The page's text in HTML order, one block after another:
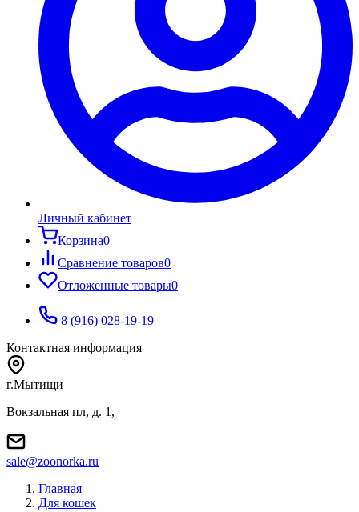
Личный кабинет
Корзина0
Сравнение товаров0
Отложенные товары0
8 (916) 028-19-19
Контактная информация
г.Мытищи
Вокзальная пл, д. 1,
sale@zoonorka.ru
Главная
Для кошек